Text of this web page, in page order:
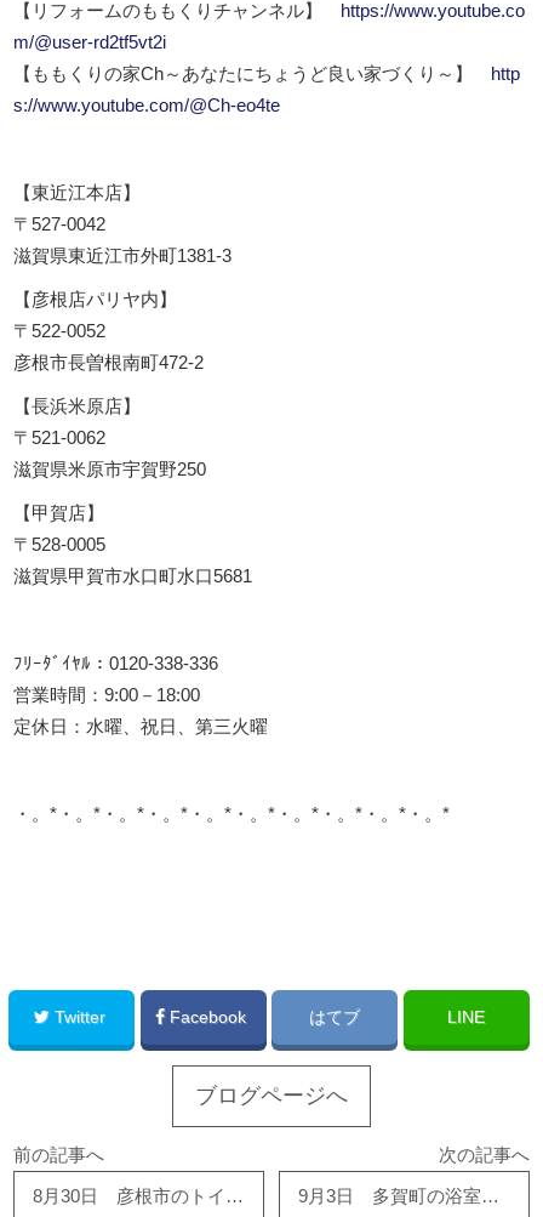
【リフォームのももくりチャンネル】
https://www.youtube.co
m/@user-rd2tf5vt2i
【ももくりの家Ch～あなたにちょうど良い家づくり～】
http
s://www.youtube.com/@Ch-eo4te
【東近江本店】
〒527-0042
滋賀県東近江市外町1381-3
【彦根店パリヤ内】
〒522-0052
彦根市長曽根南町472-2
【長浜米原店】
〒521-0062
滋賀県米原市宇賀野250
【甲賀店】
〒528-0005
滋賀県甲賀市水口町水口5681
ﾌﾘｰﾀﾞｲﾔﾙ：0120-338-336
営業時間：9:00－18:00
定休日：水曜、祝日、第三火曜
・。*・。*・。*・。*・。*・。*・。*・。*・。*・。*
Twitter Facebook はてブ LINE
ブログページへ
前の記事へ
8月30日 彦根市のトイレ改修工事、完了しました！
次の記事へ
9月3日 多賀町の浴室改修工事完了しました！